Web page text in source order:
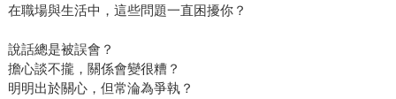
在職場與生活中，這些問題一直困擾你？
說話總是被誤會？
擔心談不攏，關係會變很糟？
明明出於關心，但常淪為爭執？